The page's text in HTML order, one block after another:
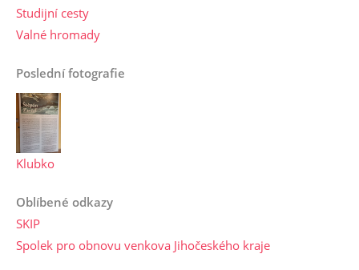
Studijní cesty
Valné hromady
Poslední fotografie
Klubko
Oblíbené odkazy
SKIP
Spolek pro obnovu venkova Jihočeského kraje